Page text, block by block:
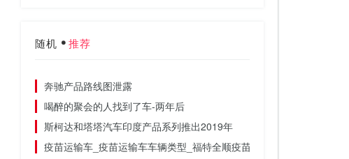
随机 推荐
奔驰产品路线图泄露
喝醉的聚会的人找到了车-两年后
斯柯达和塔塔汽车印度产品系列推出2019年
疫苗运输车_疫苗运输车车辆类型_福特全顺疫苗运输车出厂价格表_参